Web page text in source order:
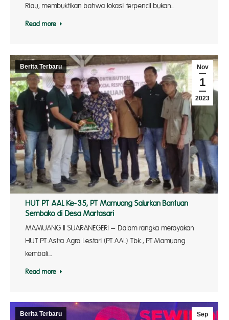
Riau, membuktikan bahwa lokasi terpencil bukan…
Read more
Nov
1
2023
Berita Terbaru
HUT PT AAL Ke-35, PT Mamuang Salurkan Bantuan
Sembako di Desa Martasari
MAMUANG || SUARANEGERI – Dalam rangka merayakan
HUT PT.Astra Agro Lestari (PT.AAL) Tbk., PT.Mamuang
kembali…
Read more
Sep
Berita Terbaru